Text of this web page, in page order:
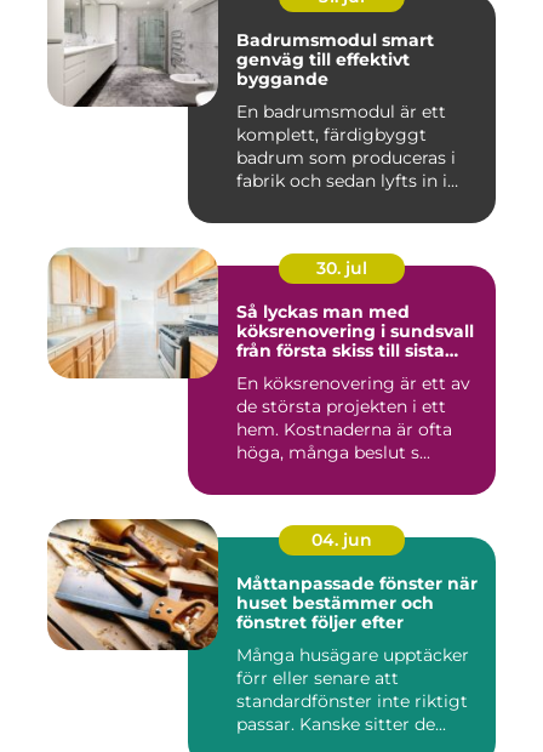
Badrumsmodul smart
genväg till effektivt
byggande
En badrumsmodul är ett
komplett, färdigbyggt
badrum som produceras i
fabrik och sedan lyfts in i
30. jul
Så lyckas man med
köksrenovering i sundsvall
från första skiss till sista
En köksrenovering är ett av
de största projekten i ett
hem. Kostnaderna är ofta
höga, många beslut s...
04. jun
Måttanpassade fönster när
huset bestämmer och
fönstret följer efter
Många husägare upptäcker
förr eller senare att
standardfönster inte riktigt
passar. Kanske sitter de...